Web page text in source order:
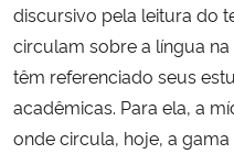
discursivo pela leitura do
circulam sobre a língua
têm referenciado seus
acadêmicas. Para ela, a
onde circula, hoje, a